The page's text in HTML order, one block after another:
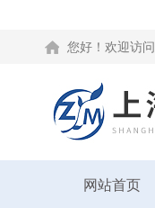
您好！欢迎访
网站首页